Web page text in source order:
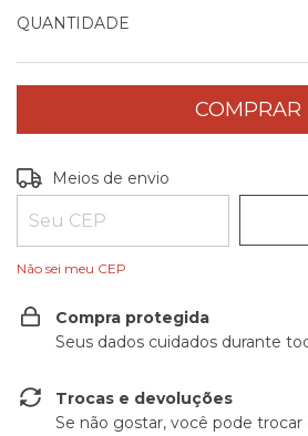
QUANTIDADE
Entregas para o CEP:
Meios de envio
Não sei meu CEP
Compra protegida
Seus dados cuidados durante
Trocas e devoluções
Se não gostar, você pode trocar